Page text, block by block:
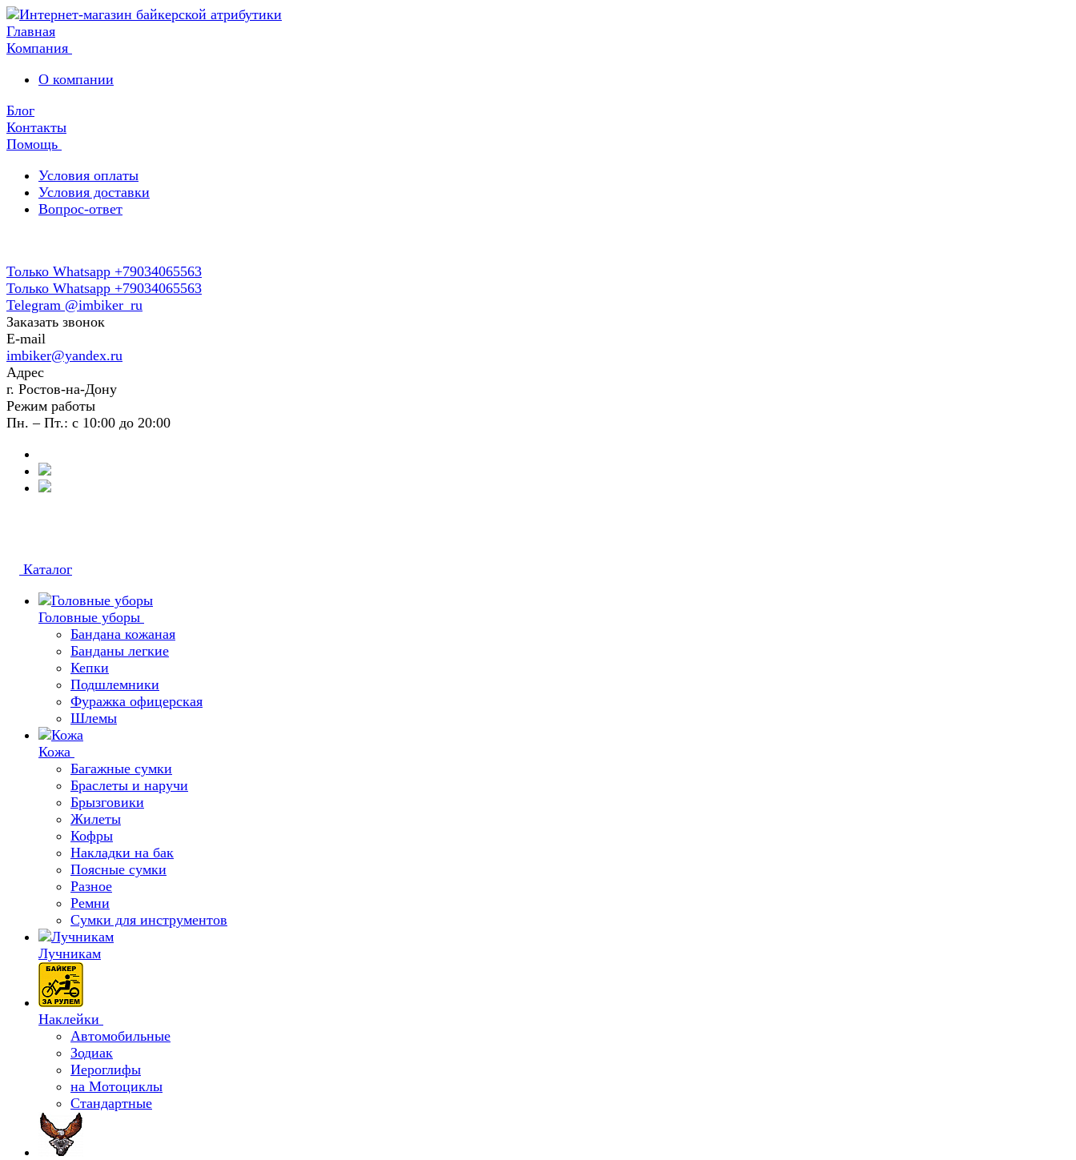
Главная
Компания
О компании
Блог
Контакты
Помощь
Условия оплаты
Условия доставки
Вопрос-ответ
Только Whatsapp +79034065563
Только Whatsapp +79034065563
Telegram @imbiker_ru
Заказать звонок
E-mail
imbiker@yandex.ru
Адрес
г. Ростов-на-Дону
Режим работы
Пн. – Пт.: с 10:00 до 20:00
Каталог
Головные уборы
Бандана кожаная
Банданы легкие
Кепки
Подшлемники
Фуражка офицерская
Шлемы
Кожа
Багажные сумки
Браслеты и наручи
Брызговики
Жилеты
Кофры
Накладки на бак
Поясные сумки
Разное
Ремни
Сумки для инструментов
Лучникам
Наклейки
Автомобильные
Зодиак
Иероглифы
на Мотоциклы
Стандартные